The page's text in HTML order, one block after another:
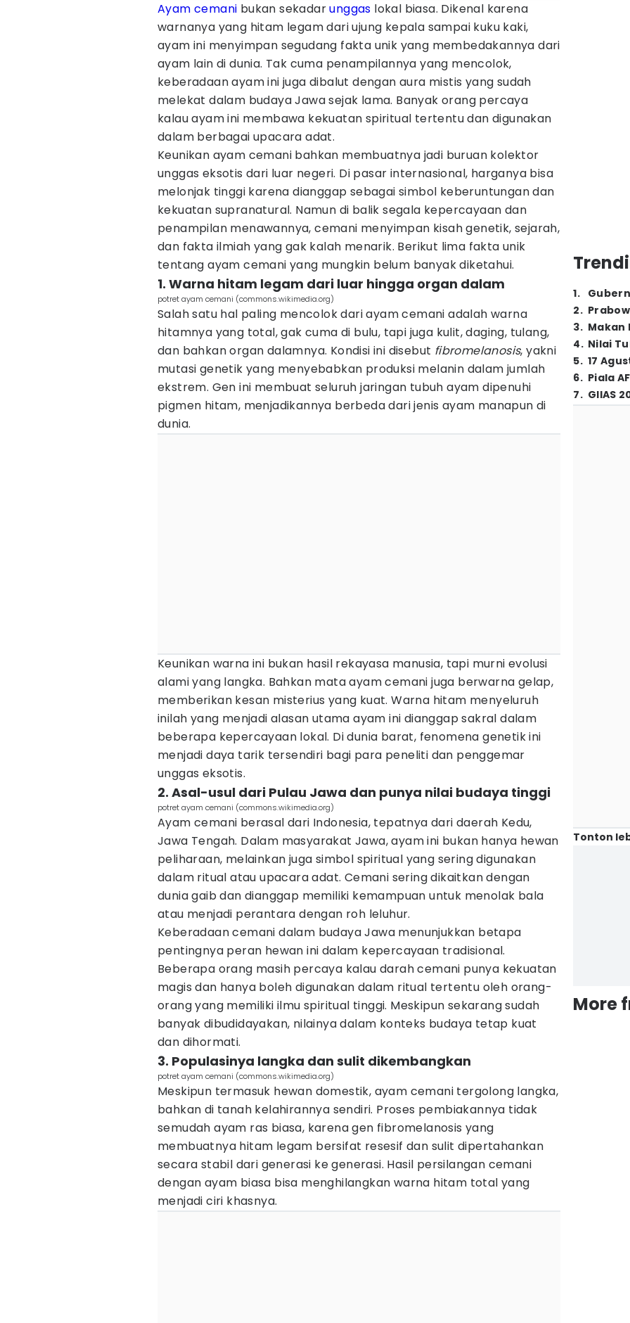
Ayam cemani bukan sekadarunggas lokal biasa. Dikenal karena
warnanya yang hitam legam dari ujung kepala sampai kuku kaki,
ayam ini menyimpan segudang fakta unik yang membedakannya dari
ayam lain di dunia. Tak cuma penampilannya yang mencolok,
keberadaan ayam ini juga dibalut dengan aura mistis yang sudah
melekat dalam budaya Jawa sejak lama. Banyak orang percaya
kalau ayam ini membawa kekuatan spiritual tertentu dan digunakan
dalam berbagai upacara adat.
Keunikan ayam cemani bahkan membuatnya jadi buruan kolektor
unggas eksotis dari luar negeri. Di pasar internasional, harganya bisa
melonjak tinggi karena dianggap sebagai simbol keberuntungan dan
kekuatan supranatural. Namun di balik segala kepercayaan dan
penampilan menawannya, cemani menyimpan kisah genetik, sejarah,
dan fakta ilmiah yang gak kalah menarik. Berikut lima fakta unik
tentang ayam cemani yang mungkin belum banyak diketahui.
1. Warna hitam legam dari luar hingga organ dalam
potret ayam cemani (commons.wikimedia.org)
Salah satu hal paling mencolok dari ayam cemani adalah warna
hitamnya yang total, gak cuma di bulu, tapi juga kulit, daging, tulang,
dan bahkan organ dalamnya. Kondisi ini disebut fibromelanosis, yakni
mutasi genetik yang menyebabkan produksi melanin dalam jumlah
ekstrem. Gen ini membuat seluruh jaringan tubuh ayam dipenuhi
pigmen hitam, menjadikannya berbeda dari jenis ayam manapun di
dunia.
Keunikan warna ini bukan hasil rekayasa manusia, tapi murni evolusi
alami yang langka. Bahkan mata ayam cemani juga berwarna gelap,
memberikan kesan misterius yang kuat. Warna hitam menyeluruh
inilah yang menjadi alasan utama ayam ini dianggap sakral dalam
beberapa kepercayaan lokal. Di dunia barat, fenomena genetik ini
menjadi daya tarik tersendiri bagi para peneliti dan penggemar
unggas eksotis.
2. Asal-usul dari Pulau Jawa dan punya nilai budaya tinggi
potret ayam cemani (commons.wikimedia.org)
Ayam cemani berasal dari Indonesia, tepatnya dari daerah Kedu,
Jawa Tengah. Dalam masyarakat Jawa, ayam ini bukan hanya hewan
peliharaan, melainkan juga simbol spiritual yang sering digunakan
dalam ritual atau upacara adat. Cemani sering dikaitkan dengan
dunia gaib dan dianggap memiliki kemampuan untuk menolak bala
atau menjadi perantara dengan roh leluhur.
Keberadaan cemani dalam budaya Jawa menunjukkan betapa
pentingnya peran hewan ini dalam kepercayaan tradisional.
Beberapa orang masih percaya kalau darah cemani punya kekuatan
magis dan hanya boleh digunakan dalam ritual tertentu oleh orang-
orang yang memiliki ilmu spiritual tinggi. Meskipun sekarang sudah
banyak dibudidayakan, nilainya dalam konteks budaya tetap kuat
dan dihormati.
3. Populasinya langka dan sulit dikembangkan
potret ayam cemani (commons.wikimedia.org)
Meskipun termasuk hewan domestik, ayam cemani tergolong langka,
bahkan di tanah kelahirannya sendiri. Proses pembiakannya tidak
semudah ayam ras biasa, karena gen fibromelanosis yang
membuatnya hitam legam bersifat resesif dan sulit dipertahankan
secara stabil dari generasi ke generasi. Hasil persilangan cemani
dengan ayam biasa bisa menghilangkan warna hitam total yang
menjadi ciri khasnya.
1.
2.
3. Makan
4. Nilai
5. 17
6. Piala
7. GIIAS
Tonton
More